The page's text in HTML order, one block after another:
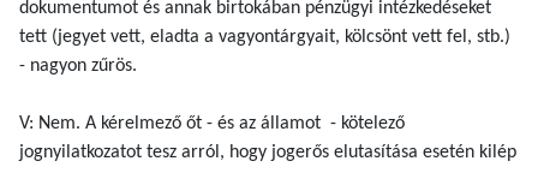
dokumentumot és annak birtokában pénzügyi intézkedéseket
tett (jegyet vett, eladta a vagyontárgyait, kölcsönt vett fel, stb.)
- nagyon zűrös.
V: Nem. A kérelmező őt - és az államot - kötelező
jognyilatkozatot tesz arról, hogy jogerős elutasítása esetén kilép